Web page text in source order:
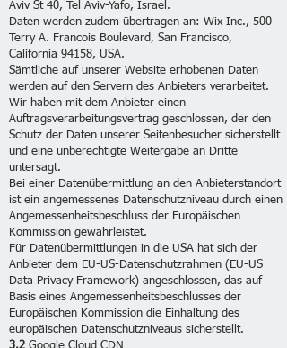
Aviv St 40, Tel Aviv-Yafo, Israel.
Daten werden zudem übertragen an: Wix Inc., 500
Terry A. Francois Boulevard, San Francisco,
California 94158, USA.
Sämtliche auf unserer Website erhobenen Daten
werden auf den Servern des Anbieters verarbeitet.
Wir haben mit dem Anbieter einen
Auftragsverarbeitungsvertrag geschlossen, der den
Schutz der Daten unserer Seitenbesucher sicherstellt
und eine unberechtigte Weitergabe an Dritte
untersagt.
Bei einer Datenübermittlung an den Anbieterstandort
ist ein angemessenes Datenschutzniveau durch einen
Angemessenheitsbeschluss der Europäischen
Kommission gewährleistet.
Für Datenübermittlungen in die USA hat sich der
Anbieter dem EU-US-Datenschutzrahmen (EU-US
Data Privacy Framework) angeschlossen, das auf
Basis eines Angemessenheitsbeschlusses der
Europäischen Kommission die Einhaltung des
europäischen Datenschutzniveaus sicherstellt.